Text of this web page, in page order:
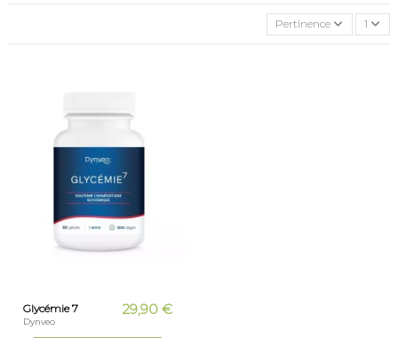
Pertinence 1
Glycémie 7
Dynveo
29,90 €